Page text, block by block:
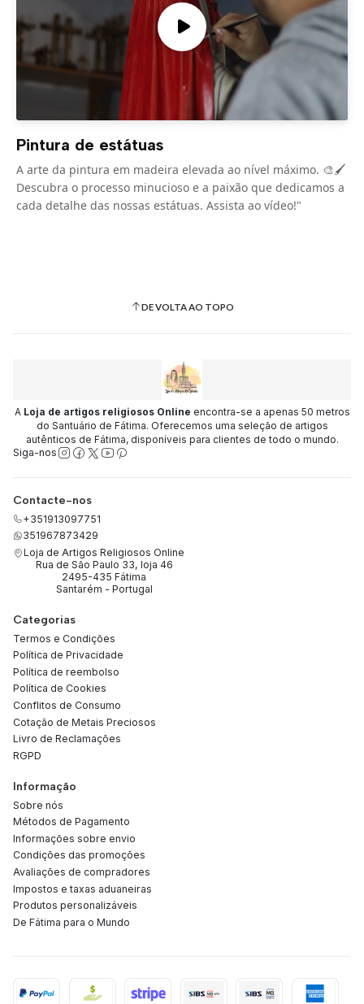
Pintura de estátuas
A arte da pintura em madeira elevada ao nível máximo. 🎨🖌️
Descubra o processo minucioso e a paixão que dedicamos a
cada detalhe das nossas estátuas. Assista ao vídeo!"
DE VOLTA AO TOPO
A Loja de artigos religiosos Online encontra-se a apenas 50 metros
do Santuário de Fátima. Oferecemos uma seleção de artigos
autênticos de Fátima, disponíveis para clientes de todo o mundo.
Siga-nos
Contacte-nos
+351913097751
351967873429
Loja de Artigos Religiosos Online
Rua de São Paulo 33, loja 46
2495-435 Fátima
Santarém - Portugal
Categorias
Termos e Condições
Política de Privacidade
Política de reembolso
Política de Cookies
Conflitos de Consumo
Cotação de Metais Preciosos
Livro de Reclamações
RGPD
Informação
Sobre nós
Métodos de Pagamento
Informações sobre envio
Condições das promoções
Avaliações de compradores
Impostos e taxas aduaneiras
Produtos personalizáveis
De Fátima para o Mundo